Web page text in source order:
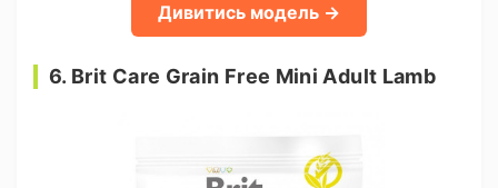
Дивитись модель →
6. Brit Care Grain Free Mini Adult Lamb